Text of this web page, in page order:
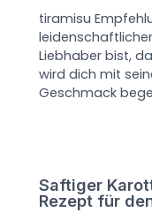
tiramisu
Liebhaber bist,
wird dich mit
Geschmack
Saftiger
Rezept für